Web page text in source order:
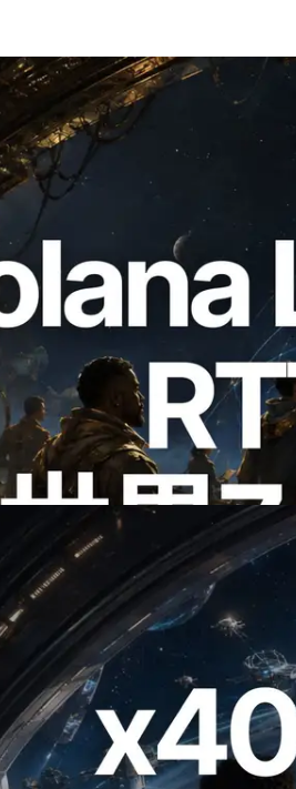
Slot APIを世界7
計測に拡張—
APIも公開